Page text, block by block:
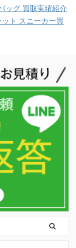
ッグ 買取実績紹介
ト スニーカー買